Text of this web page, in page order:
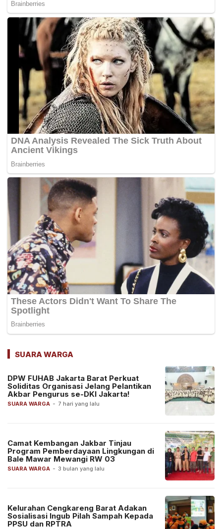
SUARA WARGA
SUARA WARGA - 7 hari yang lalu
DPW FUHAB Jakarta Barat Perkuat
Soliditas Organisasi Jelang Pelantikan
Akbar Pengurus se-DKI Jakarta!
SUARA WARGA - 3 bulan yang lalu
Camat Kembangan Jakbar Tinjau
Program Pemberdayaan Lingkungan di
Bale Mawar Mewangi RW 03
Kelurahan Cengkareng Barat Adakan
Sosialisasi Ingub Pilah Sampah Kepada
PPSU dan RPTRA